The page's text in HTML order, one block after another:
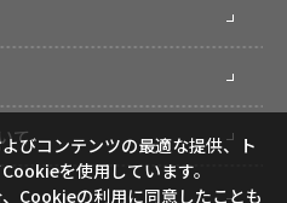
て
びコンテンツの最適な提供、ト
を使用しています。
Cookieの利用に同意したことも